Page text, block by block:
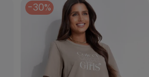
-30%